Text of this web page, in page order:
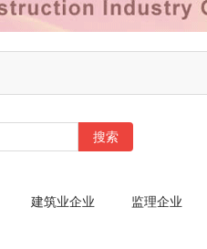
搜索
建筑业企业 监理企业